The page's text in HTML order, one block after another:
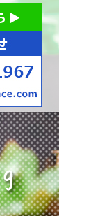
｜就労移行｜就
お子様の